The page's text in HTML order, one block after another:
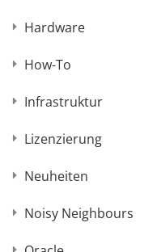
Hardware
How-To
Infrastruktur
Lizenzierung
Neuheiten
Noisy Neighbours